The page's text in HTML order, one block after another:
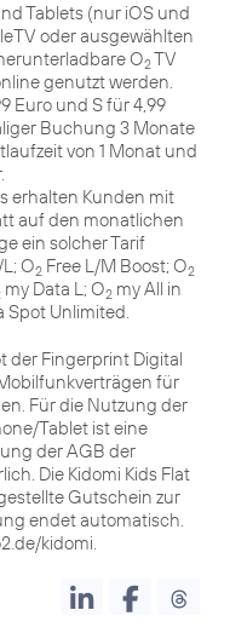
Tablets (nur iOS und
oder ausgewählten
O2TV
genutzt werden.
Euro und S für 4,99
Buchung 3 Monate
von 1 Monat und
erhalten Kunden mit
auf den monatlichen
ein solcher Tarif
O2 Free L/M Boost; O2
my Data L; O2 my All in
der Fingerprint Digital
für
Für die Nutzung der
Tablet ist eine
der AGB der
Die Kidomi Kids Flat
Gutschein zur
endet automatisch.
kidomi.